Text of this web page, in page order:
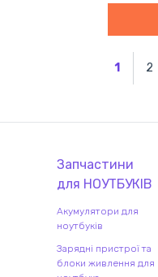
1 2
Запчастини
для НОУТБУКІВ
Акумулятори для
ноутбуків
Зарядні пристрої та
блоки живлення для